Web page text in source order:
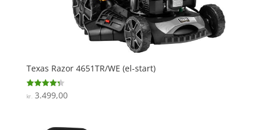
Texas Razor 4651TR/WE (el-start)
Vurderet
4.3
kr.3.499,00